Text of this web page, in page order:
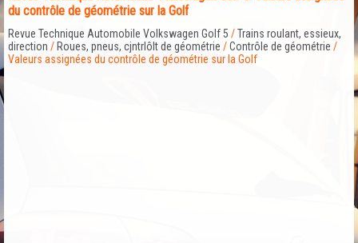
du contrôle de géométrie sur la Golf
Revue Technique Automobile Volkswagen Golf 5 /Trains roulant, essieux,
direction / Roues, pneus, cjntrlôlt de géométrie /Contrôle de géométrie /
Valeurs assignées du contrôle de géométrie sur la Golf